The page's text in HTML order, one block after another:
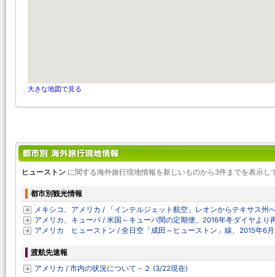
大きな地図で見る
ヒューストン に関する海外旅行現地情報を新しいものから3件までを表示し
都市別観光情報
メキシコ、アメリカ / 「インテルジェット航空」レオンからテキサス州
アメリカ、キューバ / 米国～キューバ間の定期便、2016年冬ダイヤより
アメリカ ヒューストン / 全日空「成田～ヒューストン」線、2015年6
渡航先速報
アメリカ / 市内の状況について－２ (3/22現在)